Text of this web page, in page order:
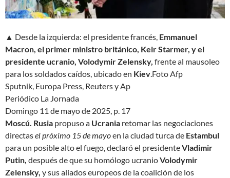
▲ Desde la izquierda: el presidente francés, Emmanuel
Macron, el primer ministro británico, Keir Starmer, y el
presidente ucranio, Volodymir Zelensky, frente al mausoleo
para los soldados caídos, ubicado en Kiev.Foto Afp
Sputnik, Europa Press, Reuters y Ap
Periódico La Jornada
Domingo 11 de mayo de 2025, p. 17
Moscú. Rusia propuso a Ucrania retomar las negociaciones
directasel próximo 15 de mayoen la ciudad turca de Estambul
para un posible alto el fuego, declaró el presidenteVladimir
Putin, después de que su homólogo ucranioVolodymir
Zelensky, y sus aliados europeos de la coalición de los